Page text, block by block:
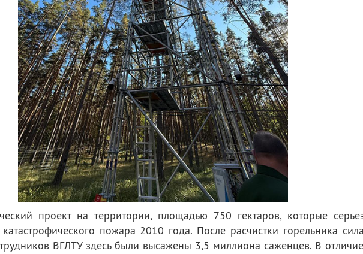
проект на территории, площадью 750 гектаров, которые
пожара 2010 года. После расчистки горельника
ВГЛТУ здесь были высажены 3,5 миллиона саженцев. В